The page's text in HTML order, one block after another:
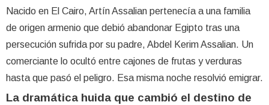
Nacido en El Cairo, Artín Assalian pertenecía a una familia
de origen armenio que debió abandonar Egipto tras una
persecución sufrida por su padre, Abdel Kerim Assalian. Un
comerciante lo ocultó entre cajones de frutas y verduras
hasta que pasó el peligro. Esa misma noche resolvió emigrar.
La dramática huida que cambió el destino de